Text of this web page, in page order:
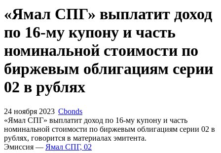
«Ямал СПГ» выплатит доход
по 16-му купону и часть
номинальной стоимости по
биржевым облигациям серии
02 в рублях
24 ноября 2023 Cbonds
«Ямал СПГ» выплатит доход по 16-му купону и часть
номинальной стоимости по биржевым облигациям серии 02 в
рублях, говорится в материалах эмитента.
Эмиссия — Ямал СПГ, 02